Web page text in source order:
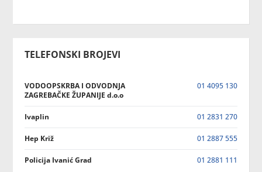
TELEFONSKI BROJEVI
VODOOPSKRBA I ODVODNJA
ZAGREBAČKE ŽUPANIJE d.o.o
01 4095 130
Ivaplin 01 2831 270
Hep Križ 01 2887 555
Policija Ivanić Grad 01 2881 111